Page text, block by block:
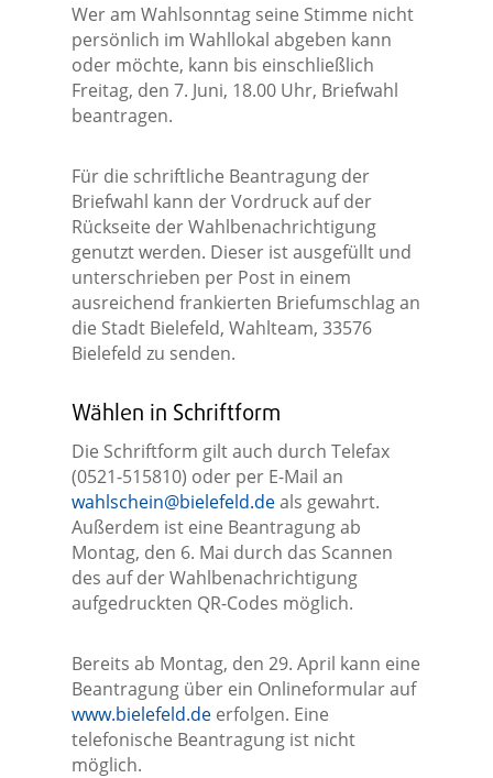
Wer am Wahlsonntag seine Stimme nicht
persönlich im Wahllokal abgeben kann
oder möchte, kann bis einschließlich
Freitag, den 7. Juni, 18.00 Uhr, Briefwahl
beantragen.
Für die schriftliche Beantragung der
Briefwahl kann der Vordruck auf der
Rückseite der Wahlbenachrichtigung
genutzt werden. Dieser ist ausgefüllt und
unterschrieben per Post in einem
ausreichend frankierten Briefumschlag an
die Stadt Bielefeld, Wahlteam, 33576
Bielefeld zu senden.
Wählen in Schriftform
Die Schriftform gilt auch durch Telefax
(0521-515810) oder per E-Mail an
wahlschein@bielefeld.deals gewahrt.
Außerdem ist eine Beantragung ab
Montag, den 6. Mai durch das Scannen
des auf der Wahlbenachrichtigung
aufgedruckten QR-Codes möglich.
Bereits ab Montag, den 29. April kann eine
Beantragung über ein Onlineformular auf
www.bielefeld.deerfolgen. Eine
telefonische Beantragung ist nicht
möglich.